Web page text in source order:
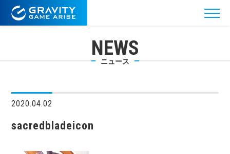
NEWS
ニュース
2020.04.02
sacredbladeicon